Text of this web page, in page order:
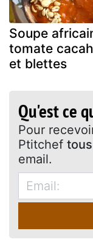
Soupe
tomate
et blettes
Qu'est ce
Pour
Ptitchef
email.